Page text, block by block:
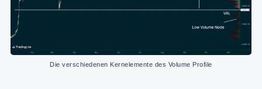
Die verschiedenen Kernelemente des Volume Profile